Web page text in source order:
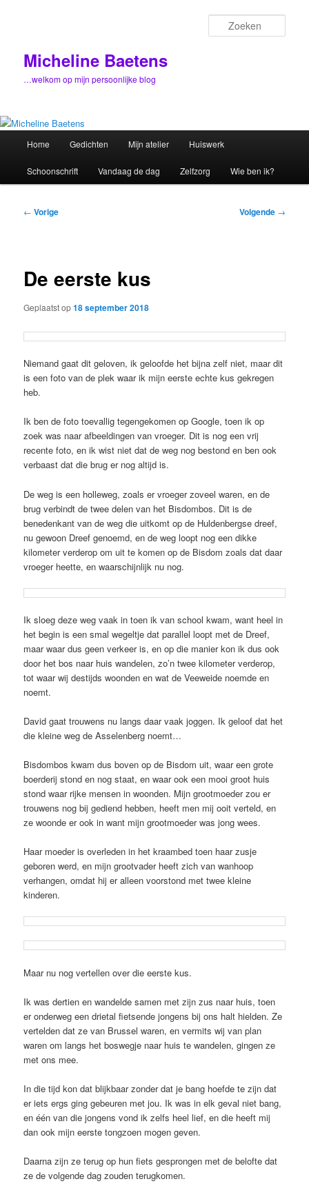
inhoudMicheline Baetens
…welkom op mijn persoonlijke blog
Home Gedichten Mijn atelier Huiswerk
Schoonschrift Vandaag de dag Zelfzorg Wie ben ik?
Bericht
← Vorige Volgende →
De eerste kus
Geplaatst op18 september 2018
Niemand gaat dit geloven, ik geloofde het bijna zelf niet, maar dit
is een foto van de plek waar ik mijn eerste echte kus gekregen
heb.
Ik ben de foto toevallig tegengekomen op Google, toen ik op
zoek was naar afbeeldingen van vroeger. Dit is nog een vrij
recente foto, en ik wist niet dat de weg nog bestond en ben ook
verbaast dat die brug er nog altijd is.
De weg is een holleweg, zoals er vroeger zoveel waren, en de
brug verbindt de twee delen van het Bisdombos. Dit is de
benedenkant van de weg die uitkomt op de Huldenbergse dreef,
nu gewoon Dreef genoemd, en de weg loopt nog een dikke
kilometer verderop om uit te komen op de Bisdom zoals dat daar
vroeger heette, en waarschijnlijk nu nog.
Ik sloeg deze weg vaak in toen ik van school kwam, want heel in
het begin is een smal wegeltje dat parallel loopt met de Dreef,
maar waar dus geen verkeer is, en op die manier kon ik dus ook
door het bos naar huis wandelen, zo’n twee kilometer verderop,
tot waar wij destijds woonden en wat de Veeweide noemde en
noemt.
David gaat trouwens nu langs daar vaak joggen. Ik geloof dat het
die kleine weg de Asselenberg noemt…
Bisdombos kwam dus boven op de Bisdom uit, waar een grote
boerderij stond en nog staat, en waar ook een mooi groot huis
stond waar rijke mensen in woonden. Mijn grootmoeder zou er
trouwens nog bij gediend hebben, heeft men mij ooit verteld, en
ze woonde er ook in want mijn grootmoeder was jong wees.
Haar moeder is overleden in het kraambed toen haar zusje
geboren werd, en mijn grootvader heeft zich van wanhoop
verhangen, omdat hij er alleen voorstond met twee kleine
kinderen.
Maar nu nog vertellen over die eerste kus.
Ik was dertien en wandelde samen met zijn zus naar huis, toen
er onderweg een drietal fietsende jongens bij ons halt hielden. Ze
vertelden dat ze van Brussel waren, en vermits wij van plan
waren om langs het boswegje naar huis te wandelen, gingen ze
met ons mee.
In die tijd kon dat blijkbaar zonder dat je bang hoefde te zijn dat
er iets ergs ging gebeuren met jou. Ik was in elk geval niet bang,
en één van die jongens vond ik zelfs heel lief, en die heeft mij
dan ook mijn eerste tongzoen mogen geven.
Daarna zijn ze terug op hun fiets gesprongen met de belofte dat
ze de volgende dag zouden terugkomen.